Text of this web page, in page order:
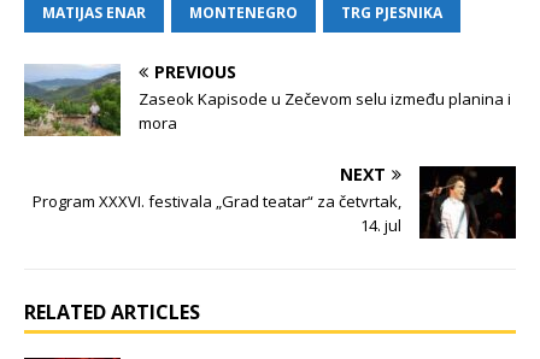
MATIJAS ENAR MONTENEGRO TRG PJESNIKA
PREVIOUS
Zaseok Kapisode u Zečevom selu između planina i
mora
NEXT
Program XXXVI. festivala „Grad teatar“ za četvrtak,
14. jul
RELATED ARTICLES